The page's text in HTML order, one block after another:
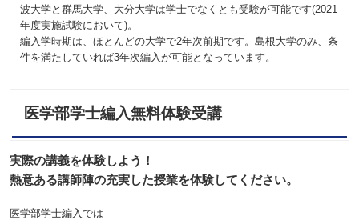
波大学と群馬大学、大分大学は学士でなくとも受験が可能です(2021
年度実施試験において)。
編入学時期は、ほとんどの大学で2年次前期です。島根大学のみ、条
件を満たしていれば3年次編入が可能となっています。
医学部学士編入無料体験受講
実際の講義を体験しよう！
熱意ある講師陣の充実した授業を体験してください。
医学部学士編入では